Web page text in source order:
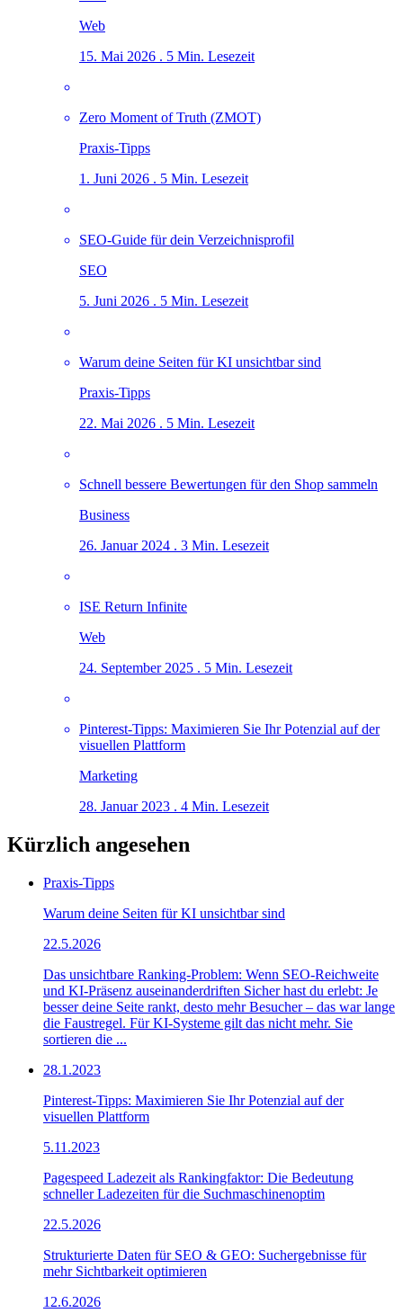
Web
15. Mai 2026 . 5 Min. Lesezeit
Zero Moment of Truth (ZMOT)
Praxis-Tipps
1. Juni 2026 . 5 Min. Lesezeit
SEO-Guide für dein Verzeichnisprofil
SEO
5. Juni 2026 . 5 Min. Lesezeit
Warum deine Seiten für KI unsichtbar sind
Praxis-Tipps
22. Mai 2026 . 5 Min. Lesezeit
Schnell bessere Bewertungen für den Shop sammeln
Business
26. Januar 2024 . 3 Min. Lesezeit
ISE Return Infinite
Web
24. September 2025 . 5 Min. Lesezeit
Pinterest-Tipps: Maximieren Sie Ihr Potenzial auf der
visuellen Plattform
Marketing
28. Januar 2023 . 4 Min. Lesezeit
Kürzlich angesehen
Praxis-Tipps
Warum deine Seiten für KI unsichtbar sind
22.5.2026
Das unsichtbare Ranking-Problem: Wenn SEO-Reichweite
und KI-Präsenz auseinanderdriften Sicher hast du erlebt: Je
besser deine Seite rankt, desto mehr Besucher – das war lange
die Faustregel. Für KI-Systeme gilt das nicht mehr. Sie
sortieren die ...
28.1.2023
Pinterest-Tipps: Maximieren Sie Ihr Potenzial auf der
visuellen Plattform
5.11.2023
Pagespeed Ladezeit als Rankingfaktor: Die Bedeutung
schneller Ladezeiten für die Suchmaschinenoptim
22.5.2026
Strukturierte Daten für SEO & GEO: Suchergebnisse für
mehr Sichtbarkeit optimieren
12.6.2026